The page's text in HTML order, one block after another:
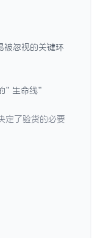
被忽视的关键环
”生命线”
定了验货的必要